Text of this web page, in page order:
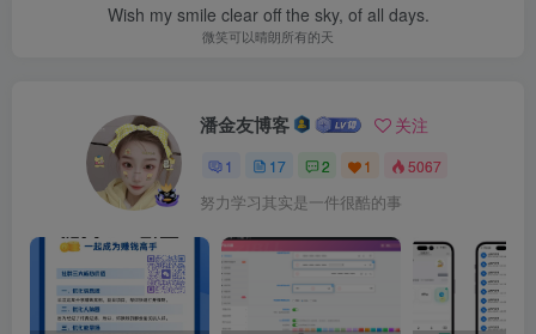
Wish my smile clear off the sky, of all days.
微笑可以晴朗所有的天
潘金友博客 关注
1 17 2 1 5067
努力学习其实是一件很酷的事